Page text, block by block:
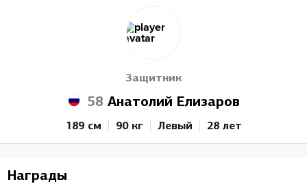
Защитник
58 Анатолий Елизаров
189 см 90 кг Левый 28 лет
Награды